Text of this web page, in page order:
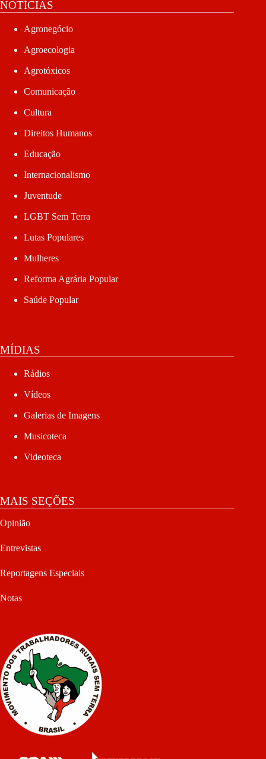
NOTÍCIAS
Agronegócio
Agroecologia
Agrotóxicos
Comunicação
Cultura
Direitos Humanos
Educação
Internacionalismo
Juventude
LGBT Sem Terra
Lutas Populares
Mulheres
Reforma Agrária Popular
Saúde Popular
MÍDIAS
Rádios
Vídeos
Galerias de Imagens
Musicoteca
Videoteca
MAIS SEÇÕES
Opinião
Entrevistas
Reportagens Especiais
Notas